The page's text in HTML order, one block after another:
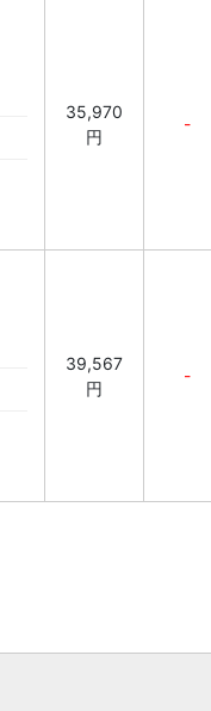
35,970
円
-
39,567
円
-